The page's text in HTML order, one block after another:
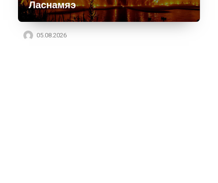
Ласнамяэ
05.08.2026